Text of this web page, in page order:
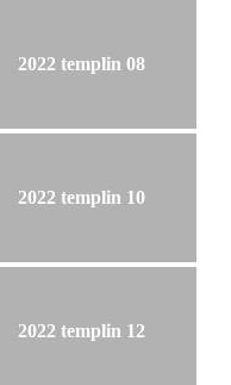
2022 templin 08
2022 templin 10
2022 templin 12